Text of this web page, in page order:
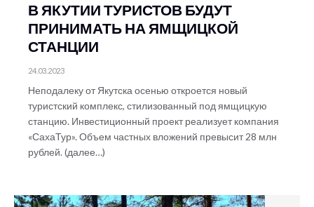
В ЯКУТИИ ТУРИСТОВ БУДУТ
ПРИНИМАТЬ НА ЯМЩИЦКОЙ
СТАНЦИИ
24.03.2023
Неподалеку от Якутска осенью откроется новый
туристский комплекс, стилизованный под ямщицкую
станцию. Инвестиционный проект реализует компания
«СахаТур». Объем частных вложений превысит 28 млн
рублей. (далее…)